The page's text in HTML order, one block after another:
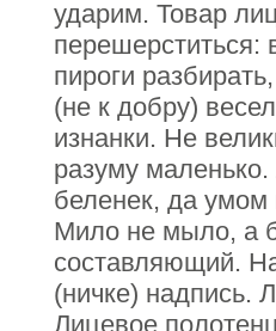
ударим. Товар
перешерститься:
пироги
(не к добру)
изнанки. Не
разуму
беленек, да умом
Мило не мыло, а
составляющий.
(ничке) надпись.
Лицевое